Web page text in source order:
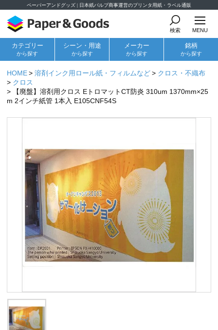
ペーパーアンドグッズ | 日本紙パルプ商事運営のプリンタ用紙・ラベル通販
検索 MENU
カテゴリー
から探す
シーン・用途
から探す
メーカー
から探す
銘柄
から探す
HOME 溶剤インク用ロール紙・フィルムなど
クロス・不織布
クロス
【廃盤】溶剤用クロス EトロマットCT防炎 310um 1370mm×25
m 2インチ紙管 1本入 E105CNF54S